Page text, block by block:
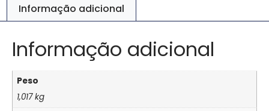
Informação adicional
Informação adicional
Peso
1,017 kg